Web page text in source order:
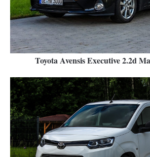
Toyota Avensis Executive 2.2d